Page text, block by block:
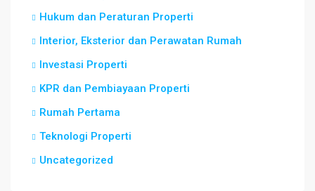
Hukum dan Peraturan Properti
Interior, Eksterior dan Perawatan Rumah
Investasi Properti
KPR dan Pembiayaan Properti
Rumah Pertama
Teknologi Properti
Uncategorized